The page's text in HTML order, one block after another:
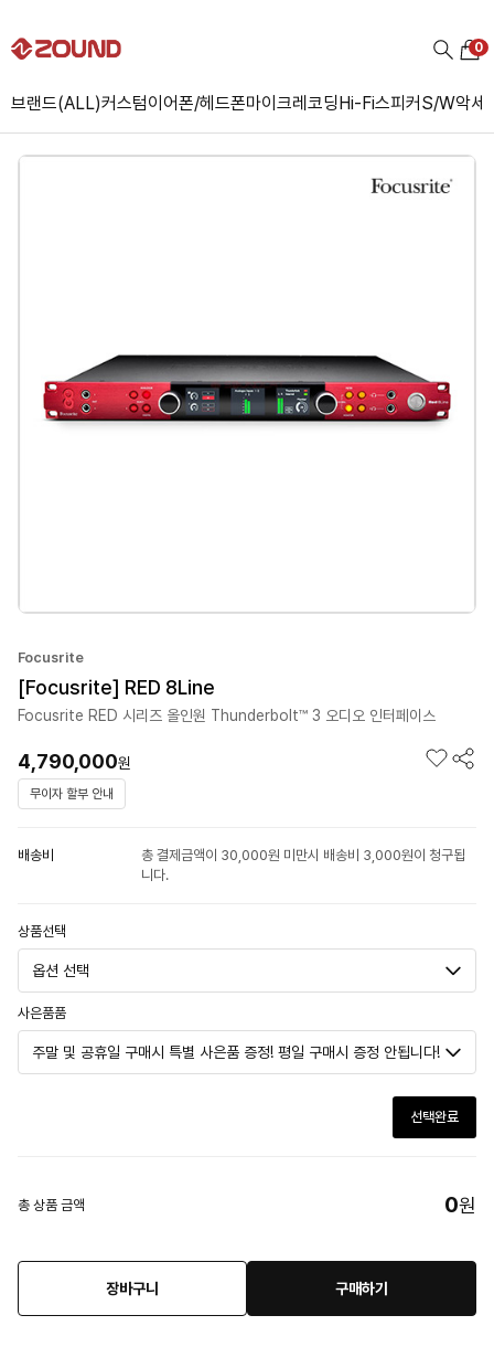
브랜드(ALL)커스텀이어폰/헤드폰마이크레코딩Hi-Fi스피커S/W악세
0
Focusrite
[Focusrite] RED 8Line
Focusrite RED 시리즈 올인원 Thunderbolt™ 3 오디오 인터페이스
4,790,000원
무이자 할부 안내
배송비
총 결제금액이 30,000원 미만시 배송비 3,000원이 청구됩
니다.
상품선택
사은품품
선택완료
총 상품 금액 0원
장바구니 구매하기